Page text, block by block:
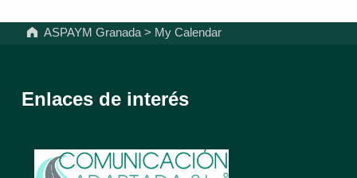
ASPAYM Granada > My Calendar
Enlaces de interés